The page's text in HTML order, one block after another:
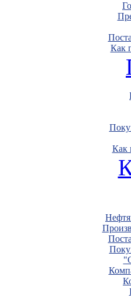
Как
Как